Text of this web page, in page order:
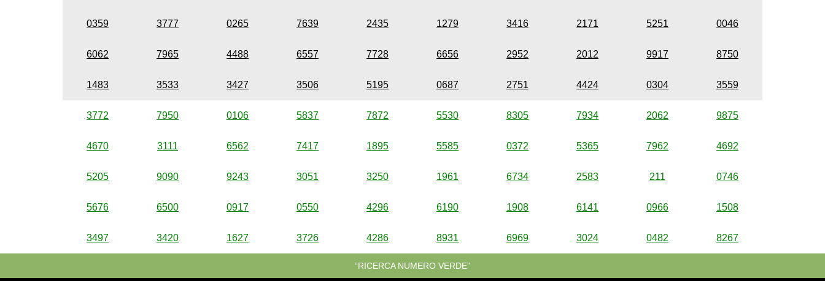
0359 3777 0265 7639 2435 1279 3416 2171 5251 0046
6062 7965 4488 6557 7728 6656 2952 2012 9917 8750
1483 3533 3427 3506 5195 0687 2751 4424 0304 3559
3772 7950 0106 5837 7872 5530 8305 7934 2062 9875
4670 3111 6562 7417 1895 5585 0372 5365 7962 4692
5205 9090 9243 3051 3250 1961 6734 2583 211 0746
5676 6500 0917 0550 4296 6190 1908 6141 0966 1508
3497 3420 1627 3726 4286 8931 6969 3024 0482 8267
“RICERCA NUMERO VERDE”